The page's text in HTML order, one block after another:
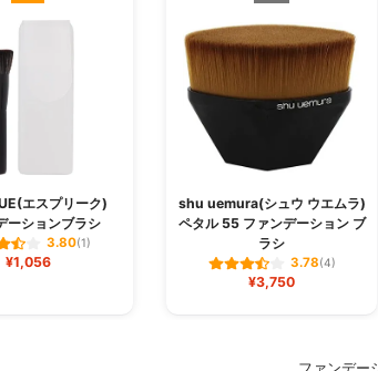
エスプリーク)
ーションブラシ
3.80(1)
¥1,056
shu uemura(シュウ ウエムラ)
ペタル 55 ファンデーション ブ
ラシ
3.78(4)
¥3,750